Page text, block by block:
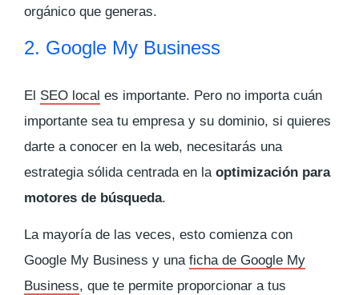
orgánico que generas.
2. Google My Business
El SEO local es importante. Pero no importa cuán
importante sea tu empresa y su dominio, si quieres
darte a conocer en la web, necesitarás una
estrategia sólida centrada en la optimización para
motores de búsqueda.
La mayoría de las veces, esto comienza con
Google My Business y una ficha de Google My
Business, que te permite proporcionar a tus